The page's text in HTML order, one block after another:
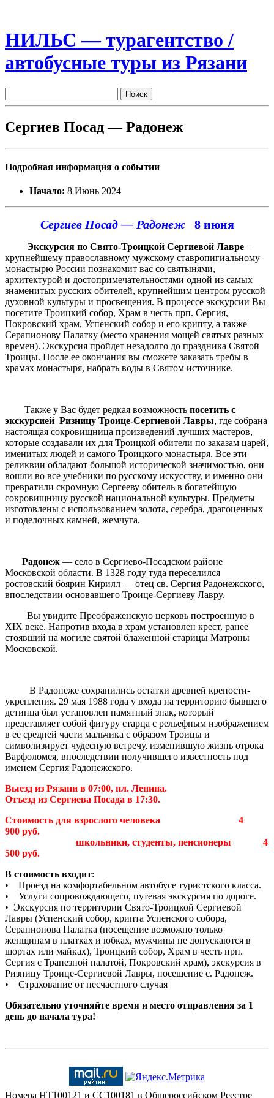
НИЛЬС — турагентство /
автобусные туры из Рязани
Сергиев Посад — Радонеж
Подробная информация о событии
Начало: 8 Июнь 2024
Сергиев Посад — Радонеж 8июня
Экскурсия по Свято-Троицкой Сергиевой Лавре –
крупнейшему православному мужскому ставропигиальному
монастырю России познакомит вас со святынями,
архитектурой и достопримечательностями одной из самых
знаменитых русских обителей, крупнейшим центром русской
духовной культуры и просвещения. В процессе экскурсии Вы
посетите Троицкий собор, Храм в честь прп. Сергия,
Покровский храм, Успенский собор и его крипту, а также
Серапионову Палатку (место хранения мощей святых разных
времен). Экскурсия пройдет незадолго до праздника Святой
Троицы. После ее окончания вы сможете заказать требы в
храмах монастыря, набрать воды в Святом источнике.
Также у Вас будет редкая возможность посетить с
экскурсией Ризницу Троице-Сергиевой Лавры, где собрана
настоящая сокровищница произведений лучших мастеров,
которые создавали их для Троицкой обители по заказам царей,
именитых людей и самого Троицкого монастыря. Все эти
реликвии обладают большой исторической значимостью, они
вошли во все учебники по русскому искусству, и именно они
превратили скромную Сергееву обитель в богатейшую
сокровищницу русской национальной культуры. Предметы
изготовлены с использованием золота, серебра, драгоценных
и поделочных камней, жемчуга.
Радонеж — село в Сергиево-Посадском районе
Московской области. В 1328 году туда переселился
ростовский боярин Кирилл — отец св. Сергия Радонежского,
впоследствии основавшего Троице-Сергиеву Лавру.
Вы увидите Преображенскую церковь построенную в
XIX веке. Напротив входа в храм установлен крест, ранее
стоявший на могиле святой блаженной старицы Матроны
Московской.
В Радонеже сохранились остатки древней крепости-
укрепления. 29 мая 1988 года у входа на территорию бывшего
детинца был установлен памятный знак, который
представляет собой фигуру старца с рельефным изображением
в её средней части мальчика с образом Троицы и
символизирует чудесную встречу, изменившую жизнь отрока
Варфоломея, впоследствии получившего известность под
именем Сергия Радонежского.
Выезд из Рязани в 07:00, пл. Ленина.
Отъезд из Сергиева Посада в 17:30.
Стоимость для взрослого человека 4
900 руб.
школьники, студенты, пенсионеры 4
500 руб.
В стоимость входит:
• Проезд на комфортабельном автобусе туристского класса.
• Услуги сопровождающего, путевая экскурсия по дороге.
• Экскурсия по территории Свято-Троицкой Сергиевой
Лавры (Успенский собор, крипта Успенского собора,
Серапионова Палатка (посещение возможно только
женщинам в платках и юбках, мужчины не допускаются в
шортах или майках), Троицкий собор, Храм в честь прп.
Сергия с Трапезной палатой, Покровский храм), экскурсия в
Ризницу Троице-Сергиевой Лавры, посещение с. Радонеж.
• Страхование от несчастного случая
Обязательно уточняйте время и место отправления за 1
день до начала тура!
Номера HT100121 и CC100181 в Общероссийском Реестре